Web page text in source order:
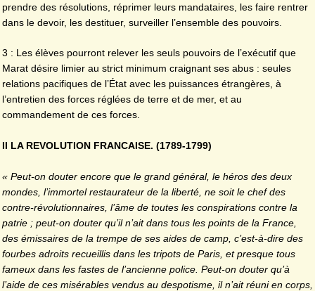
prendre des résolutions, réprimer leurs mandataires, les faire rentrer
dans le devoir, les destituer, surveiller l’ensemble des pouvoirs.
3 : Les élèves pourront relever les seuls pouvoirs de l’exécutif que
Marat désire limier au strict minimum craignant ses abus : seules
relations pacifiques de l’État avec les puissances étrangères, à
l’entretien des forces réglées de terre et de mer, et au
commandement de ces forces.
II LA REVOLUTION FRANCAISE. (1789-1799)
« Peut-on douter encore que le grand général, le héros des deux
mondes, l’immortel restaurateur de la liberté, ne soit le chef des
contre-révolutionnaires, l’âme de toutes les conspirations contre la
patrie ; peut-on douter qu’il n’ait dans tous les points de la France,
des émissaires de la trempe de ses aides de camp, c’est-à-dire des
fourbes adroits recueillis dans les tripots de Paris, et presque tous
fameux dans les fastes de l’ancienne police. Peut-on douter qu’à
l’aide de ces misérables vendus au despotisme, il n’ait réuni en corps,